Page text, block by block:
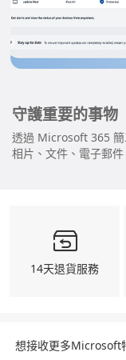
守護重要的事物
透過 Microsoft 365 簡
相片、文件、電子郵
14天退貨服務
想接收更多Microsoft